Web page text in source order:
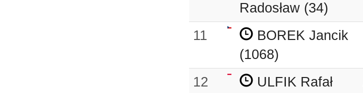
Radosław (34)
11
BOREK Jancik
(1068)
12
ULFIK Rafał